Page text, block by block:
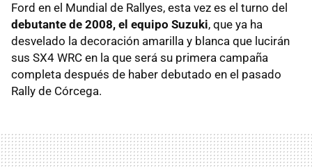
Ford en el Mundial de Rallyes, esta vez es el turno del
debutante de 2008, el equipo Suzuki, que ya ha
desvelado la decoración amarilla y blanca que lucirán
sus SX4 WRC en la que será su primera campaña
completa después de haber debutado en el pasado
Rally de Córcega.